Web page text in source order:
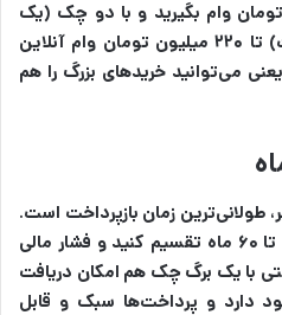
تا ۱۵۰ میلیون تومان وام بگیرید و با دو چک (یک
چک شخصی و یک چک ضمانت) تا ۲۲۰ میلیون تومان وام آنلاین
می‌توانید خریدهای بزرگ را هم
طولانی‌ترین زمان بازپرداخت است.
شما می‌توانید قسط‌های خود را تا ۶۰ ماه تقسیم کنید و فشار مالی
با یک برگ چک هم امکان دریافت
وجود دارد و پرداخت‌ها سبک و قابل